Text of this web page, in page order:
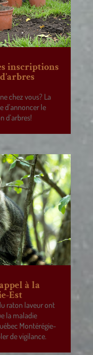
inscriptions
chez vous? La
d’annoncer le
d’arbres!
à la
Est
raton laveur ont
la maladie
Montérégie-
de vigilance.